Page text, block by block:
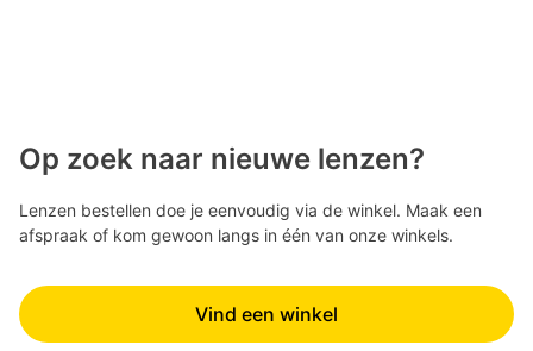
Op zoek naar nieuwe lenzen?
Lenzen bestellen doe je eenvoudig via de winkel. Maak een
afspraak of kom gewoon langs in één van onze winkels.
Vind een winkel